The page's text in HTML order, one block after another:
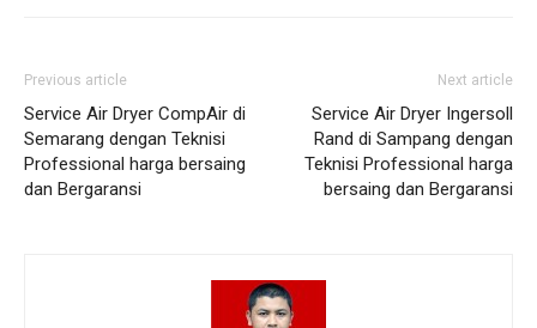
Previous article
Service Air Dryer CompAir di
Semarang dengan Teknisi
Professional harga bersaing
dan Bergaransi
Next article
Service Air Dryer Ingersoll
Rand di Sampang dengan
Teknisi Professional harga
bersaing dan Bergaransi